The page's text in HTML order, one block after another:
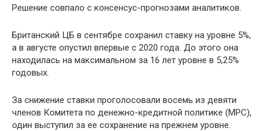
Решение совпало с консенсус-прогнозами аналитиков.
Британский ЦБ в сентябре сохранил ставку на уровне 5%,
а в августе опустил впервые с 2020 года. До этого она
находилась на максимальном за 16 лет уровне в 5,25%
годовых.
За снижение ставки проголосовали восемь из девяти
членов Комитета по денежно-кредитной политике (MPC),
один выступил за ее сохранение на прежнем уровне.